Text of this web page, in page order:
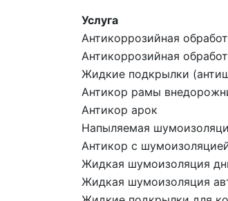
Услуга
Антикоррозийная
Антикоррозийная
Жидкие подкрылки
Антикор рамы
Антикор арок
Напыляемая
Антикор с
Жидкая шумоизоляция
Жидкая шумоизоляция